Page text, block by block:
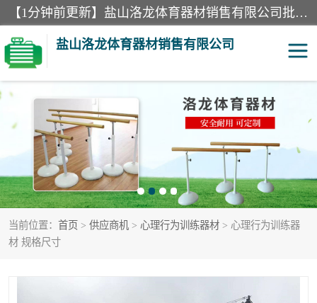
【1分钟前更新】盐山洛龙体育器材销售有限公司批量供应：300米障碍器材、400米障碍器材、部队训练器材、双杠、体操垫、舞蹈把杆等产品。盐山洛龙体育器材销售有限公司经过多年的发展，集研发，生产，销售，售后服务为一体. 奉行“质量，信誉，服务”的宗旨，以开拓创新的精神和真诚守信的态度积极进取。
盐山洛龙体育器材销售有限公司
当前位置： 首页 > 供应商机 > 心理行为训练器材 > 心理行为训练器
材 规格尺寸
单双杠 舞蹈把杆
400米障碍器材 体操垫
300米障碍器材 攀爬架
塑胶跑道 400米障碍器材1